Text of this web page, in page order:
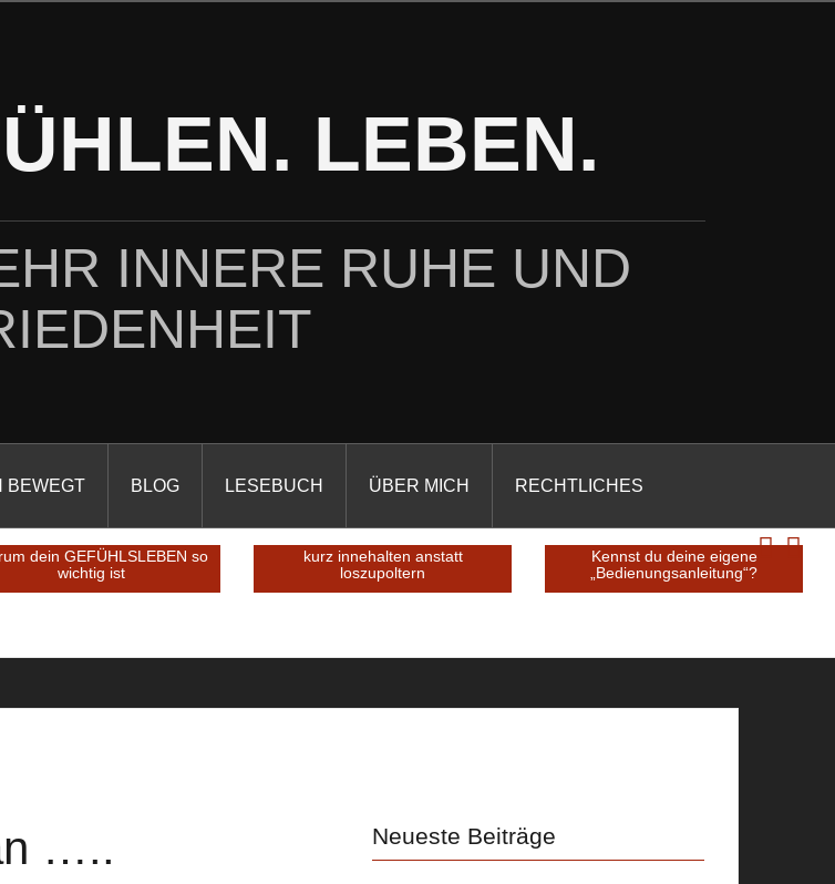
LEBEN.
INNERE RUHE UND
BEWEGT BLOG LESEBUCH ÜBER MICH RECHTLICHES
an dich – und dein
Team
Warum dein GEFÜHLSLEBEN so
wichtig ist
kurz innehalten anstatt
loszupoltern
….. Neueste Beiträge